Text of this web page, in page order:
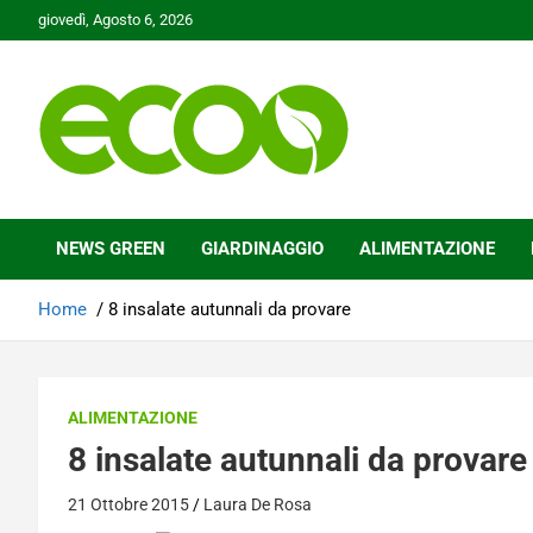
to
giovedì, Agosto 6, 2026
Ecoo.it
NEWS GREEN GIARDINAGGIO ALIMENTAZIONE
Home 8 insalate autunnali da provare
ALIMENTAZIONE
8 insalate autunnali da provare
21 Ottobre 2015 Laura De Rosa